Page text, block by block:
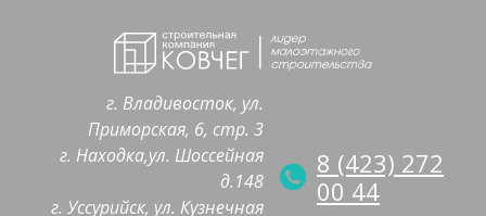
г. Владивосток, ул.
Приморская, 6, стр. 3
г. Находка,ул. Шоссейная
д.148
г. Уссурийск, ул. Кузнечная
8 (423) 272
00 44